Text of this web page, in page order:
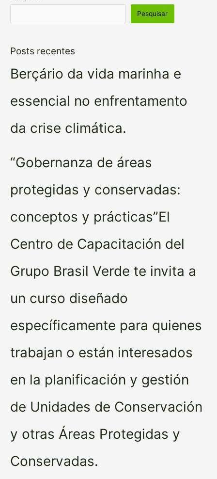
Pesquisar
Posts recentes
Berçário da vida marinha e
essencial no enfrentamento
da crise climática.
“Gobernanza de áreas
protegidas y conservadas:
conceptos y prácticas”El
Centro de Capacitación del
Grupo Brasil Verde te invita a
un curso diseñado
específicamente para quienes
trabajan o están interesados
en la planificación y gestión
de Unidades de Conservación
y otras Áreas Protegidas y
Conservadas.